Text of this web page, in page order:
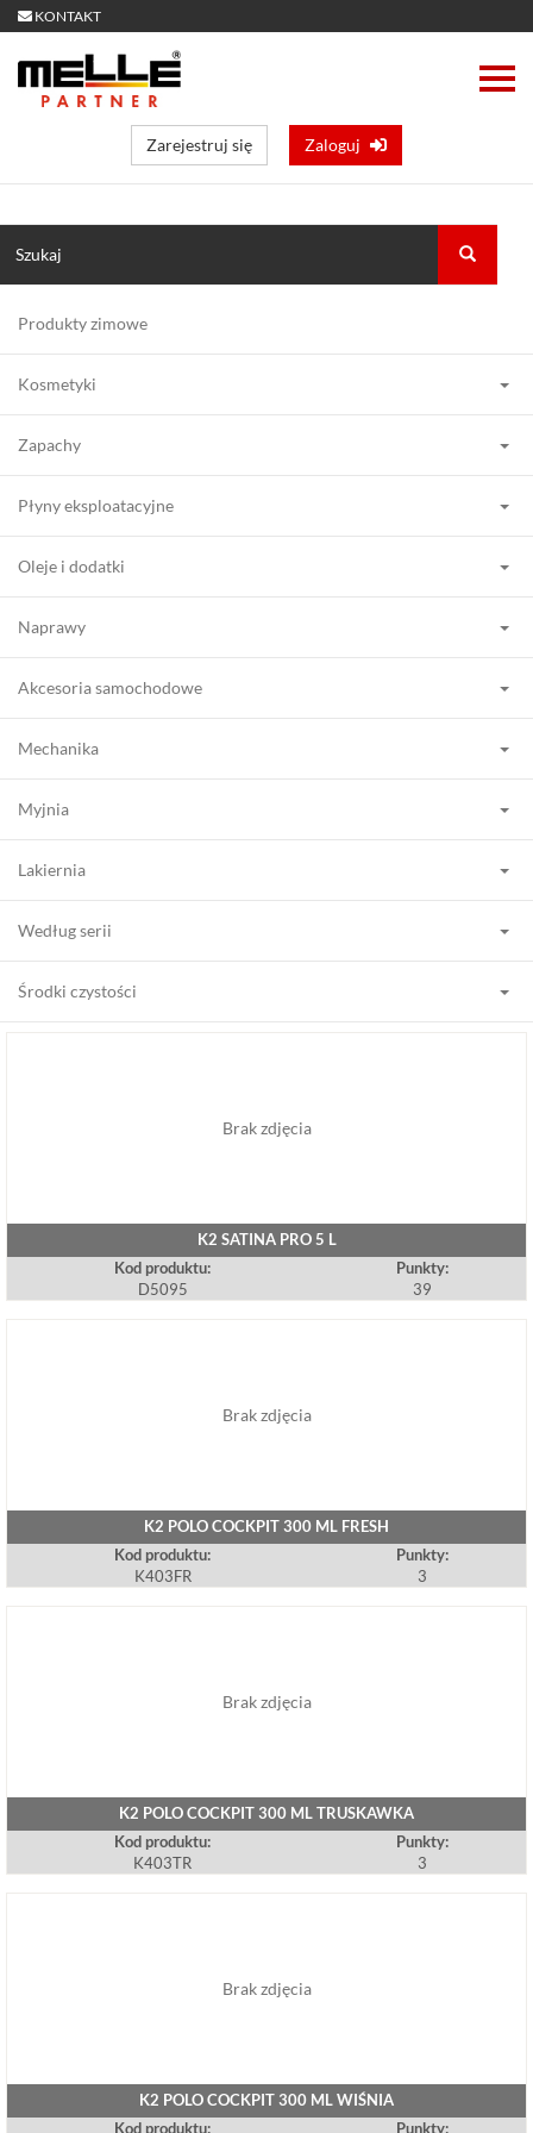
KONTAKT
Zarejestruj się Zaloguj
Produkty zimowe
Kosmetyki
Zapachy
Płyny eksploatacyjne
Oleje i dodatki
Naprawy
Akcesoria samochodowe
Mechanika
Myjnia
Lakiernia
Według serii
Środki czystości
Brak zdjęcia
K2 SATINA PRO 5 L
Kod produktu:
D5095
Punkty:
39
Brak zdjęcia
K2 POLO COCKPIT 300 ML FRESH
Kod produktu:
K403FR
Punkty:
3
Brak zdjęcia
K2 POLO COCKPIT 300 ML TRUSKAWKA
Kod produktu:
K403TR
Punkty:
3
Brak zdjęcia
K2 POLO COCKPIT 300 ML WIŚNIA
Kod produktu:
Punkty: